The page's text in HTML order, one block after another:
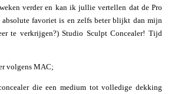
verder en kan ik jullie vertellen dat de Pro
absolute favoriet is en zelfs beter blijkt dan mijn
te verkrijgen?) Studio Sculpt Concealer! Tijd
volgens MAC;
die een medium tot volledige dekking